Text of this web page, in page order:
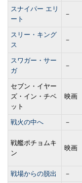
スナイパー エリ
ート
－
スリー・キング
ス
－
スワガー・サー
ガ
－
セブン・イヤー
ズ・イン・チベ
ット
映画
戦火の中へ －
戦艦ポチョムキ
ン
映画
戦場からの脱出 －